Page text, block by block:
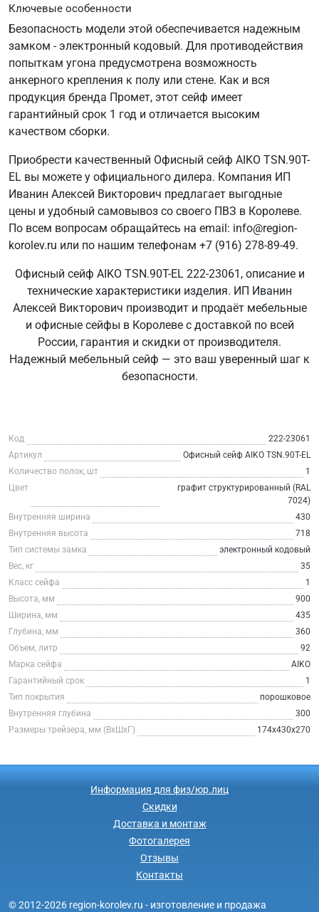
Ключевые особенности
Безопасность модели этой обеспечивается надежным
замком - электронный кодовый. Для противодействия
попыткам угона предусмотрена возможность
анкерного крепления к полу или стене. Как и вся
продукция бренда Промет, этот сейф имеет
гарантийный срок 1 год и отличается высоким
качеством сборки.
Приобрести качественный Офисный сейф AIKO TSN.90T-
EL вы можете у официального дилера. Компания ИП
Иванин Алексей Викторович предлагает выгодные
цены и удобный самовывоз со своего ПВЗ в Королеве.
По всем вопросам обращайтесь на email: info@region-
korolev.ru или по нашим телефонам +7 (916) 278-89-49.
Офисный сейф AIKO TSN.90T-EL 222-23061, описание и
технические характеристики изделия. ИП Иванин
Алексей Викторович производит и продаёт мебельные
и офисные сейфы в Королеве с доставкой по всей
России, гарантия и скидки от производителя.
Надежный мебельный сейф — это ваш уверенный шаг к
безопасности.
Код
222-23061
Артикул
Офисный сейф AIKO TSN.90T-EL
Количество полок, шт
1
Цвет
графит структурированный (RAL
7024)
Внутренняя ширина
430
Внутренняя высота
718
Тип системы замка
электронный кодовый
Вес, кг
35
Класс сейфа
1
Высота, мм
900
Ширина, мм
435
Глубина, мм
360
Объем, литр
92
Марка сейфа
AIKO
Гарантийный срок
1
Тип покрытия
порошковое
Внутренняя глубина
300
Размеры трейзера, мм (ВхШхГ)
174x430x270
Информация для физ/юр.лиц
Скидки
Доставка и монтаж
Фотогалерея
Отзывы
Контакты
© 2012-2026 region-korolev.ru - изготовление и продажа